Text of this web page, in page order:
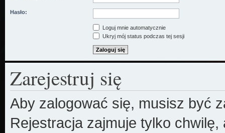
Hasło:
Loguj mnie automatycznie
Ukryj mój status podczas tej sesji
Zarejestruj się
Aby zalogować się, musisz być
Rejestracja zajmuje tylko